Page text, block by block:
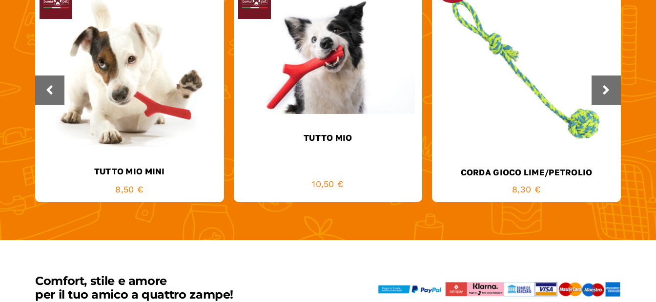
TUTTO MIO MINI
8,50 €
TUTTO MIO
10,50 €
CORDA GIOCO LIME/PETROLIO
8,30 €
Comfort, stile e amore
per il tuo amico a quattro zampe!